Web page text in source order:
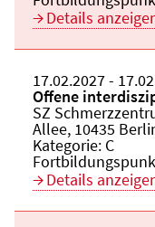
Details
Beginn:
17.02.2027Ende
-
Offene
SZ
Allee, 10435
Kategorie: C
Details